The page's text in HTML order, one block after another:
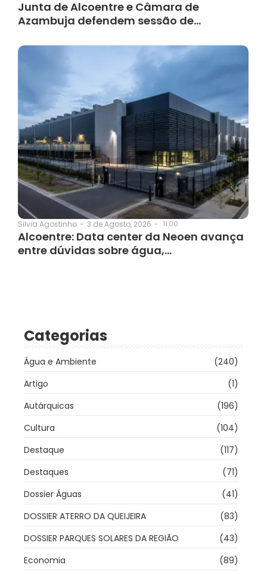
Junta de Alcoentre e Câmara de
Azambuja defendem sessão de…
Silvia Agostinho - 3 de Agosto, 2026 - 11:00
Alcoentre: Data center da Neoen avança
entre dúvidas sobre água,…
Categorias
Água e Ambiente
(240)
Artigo
(1)
Autárquicas
(196)
Cultura
(104)
Destaque
(117)
Destaques
(71)
Dossier Águas
(41)
DOSSIER ATERRO DA QUEIJEIRA
(83)
DOSSIER PARQUES SOLARES DA REGIÃO
(43)
Economia
(89)